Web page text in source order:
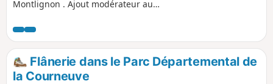
Montlignon . Ajout modérateur au
être suffisant pour suivre cet itinéraire.
Un GPS ou l'application Visorando peut
être utileFlânerie dans le Parc Départemental de
la Courneuve